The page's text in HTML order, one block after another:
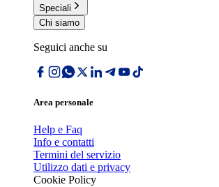
Speciali
Chi siamo
Seguici anche su
Area personale
Help e Faq
Info e contatti
Termini del servizio
Utilizzo dati e privacy
Cookie Policy